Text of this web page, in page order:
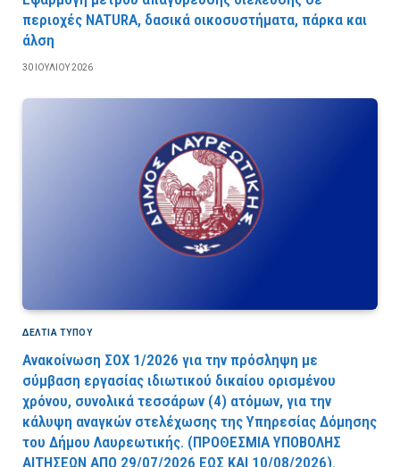
περιοχές NATURA, δασικά οικοσυστήματα, πάρκα και
άλση
30 ΙΟΥΛΊΟΥ 2026
ΔΕΛΤΙΑ ΤΥΠΟΥ
Ανακοίνωση ΣΟΧ 1/2026 για την πρόσληψη με
σύμβαση εργασίας ιδιωτικού δικαίου ορισμένου
χρόνου, συνολικά τεσσάρων (4) ατόμων, για την
κάλυψη αναγκών στελέχωσης της Υπηρεσίας Δόμησης
του Δήμου Λαυρεωτικής. (ΠPOΘEΣMIA YΠOBOΛHΣ
AITHΣEΩN AΠO 29/07/2026 EΩΣ KAI 10/08/2026).